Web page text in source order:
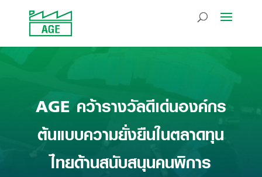
AGE คว้ารางวัลดีเด่นองค์กร
ต้นแบบความยั่งยืนในตลาดทุน
ไทยด้านสนับสนุนคนพิการ